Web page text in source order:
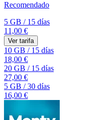
Recomendado
5 GB /15 días
11,00 €
Ver tarifa
10 GB /15 días
18,00 €
20 GB /15 días
27,00 €
5 GB /30 días
16,00 €